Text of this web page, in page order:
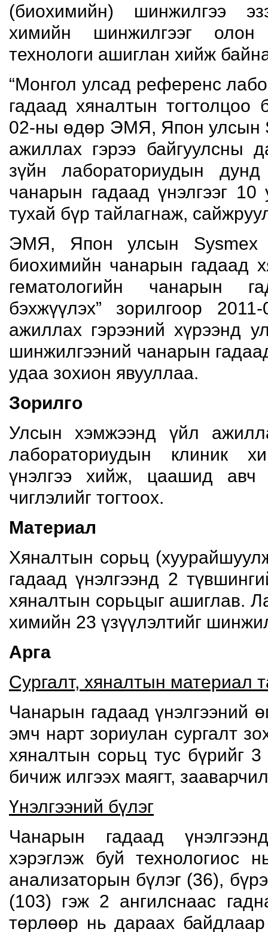
(биохимийн) шинжилгээ
химийн шинжилгээг олон
технологи ашиглан хийж
“Монгол улсад референс
гадаад хяналтын тогтолцоо
02-ны өдөр ЭМЯ, Япон улсын
ажиллах гэрээ байгуулсны
зүйн лабораториудын
чанарын гадаад үнэлгээг
тухай бүр тайлагнаж,
ЭМЯ, Япон улсын Sysmex
биохимийн чанарын гадаад
гематологийн чанарын
бэхжүүлэх” зорилгоор
ажиллах гэрээний хүрээнд
шинжилгээний чанарын
удаа зохион явууллаа.
Зорилго
Улсын хэмжээнд үйл
лабораториудын клиник
үнэлгээ хийж, цаашид авч
чиглэлийг тогтоох.
Материал
Хяналтын сорьц
гадаад үнэлгээнд 2
хяналтын сорьцыг ашиглав.
химийн 23 үзүүлэлтийг
Арга
Сургалт, хяналтын материал
Чанарын гадаад үнэлгээний
эмч нарт зориулан сургалт
хяналтын сорьц тус бүрийг
бичиж илгээх маягт,
Үнэлгээний бүлэг
Чанарын гадаад
хэрэглэж буй технологиос
анализаторын бүлэг (36),
(103) гэж 2 ангилснаас
төрлөөр нь дараах